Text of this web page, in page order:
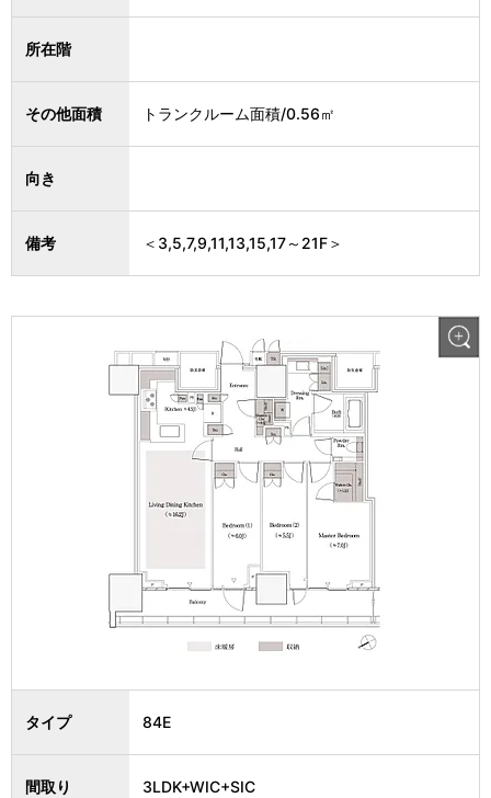
所在階
その他面積 トランクルーム面積/0.56㎡
向き
備考 ＜3,5,7,9,11,13,15,17～21F＞
タイプ 84E
間取り 3LDK+WIC+SIC